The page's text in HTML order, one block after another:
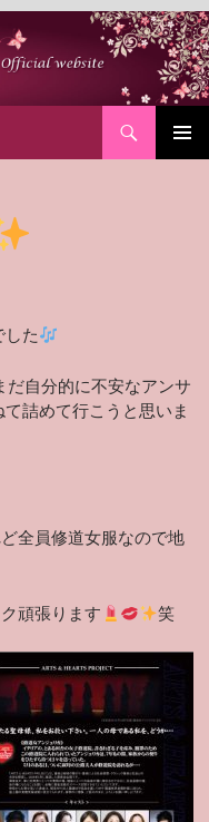
た
自分的に不安なアンサ
詰めて行こうと思いま
全員修道女服なので地
頑張ります 笑